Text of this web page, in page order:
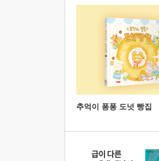
추억이 퐁퐁 도넛 빵집